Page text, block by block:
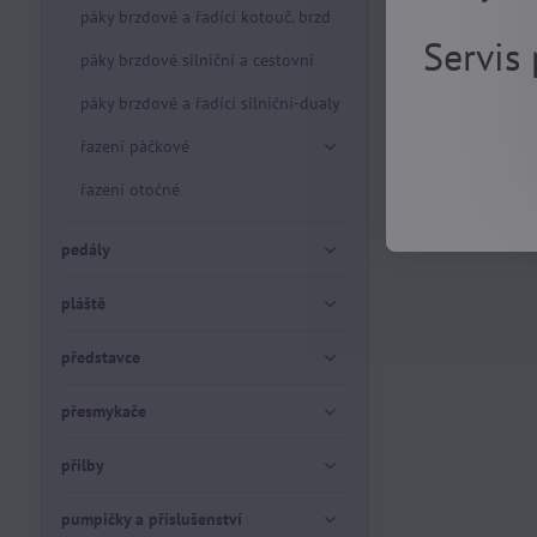
páky brzdové a řadící kotouč. brzd
páky brzdové silniční a cestovní
páky brzdové a řadící silniční-dualy
řazení páčkové
řazení otočné
pedály
pláště
představce
přesmykače
přilby
pumpičky a příslušenství
Servis